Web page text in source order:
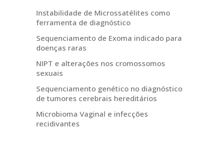
Instabilidade de Microssatélites como
ferramenta de diagnóstico
Sequenciamento de Exoma indicado para
doenças raras
NIPT e alterações nos cromossomos
sexuais
Sequenciamento genético no diagnóstico
de tumores cerebrais hereditários
Microbioma Vaginal e infecções
recidivantes